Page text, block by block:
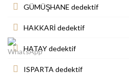
GÜMÜŞHANE dedektif
HAKKARİ dedektif
HATAY dedektif
ISPARTA dedektif